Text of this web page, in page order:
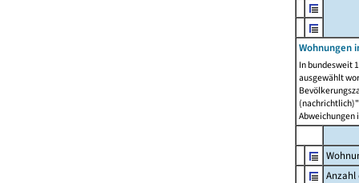
Wohnungen
In bundesweit
ausgewählt
Abweichungen
Anzahl